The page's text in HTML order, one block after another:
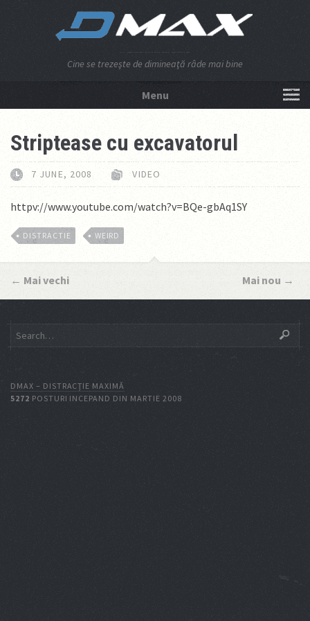
Cine se trezeşte de dimineaţă râde mai bine
Menu
Striptease cu excavatorul
7 JUNE, 2008 VIDEO
httpv://www.youtube.com/watch?v=BQe-gbAq1SY
DISTRACTIE WEIRD
← Mai vechi Mai nou →
DMAX – DISTRACŢIE MAXIMĂ
5272 POSTURI INCEPAND DIN MARTIE 2008